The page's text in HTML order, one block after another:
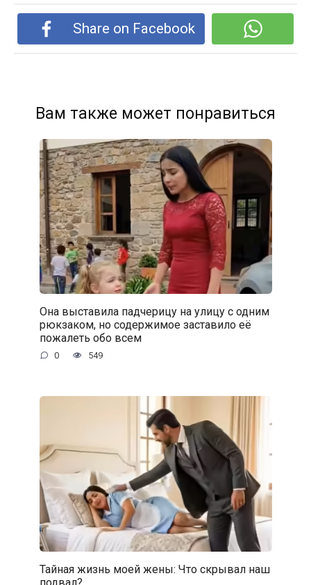
Share on Facebook
Вам также может понравиться
Она выставила падчерицу на улицу с одним
рюкзаком, но содержимое заставило её
пожалеть обо всем
0 549
Тайная жизнь моей жены: Что скрывал наш
подвал?